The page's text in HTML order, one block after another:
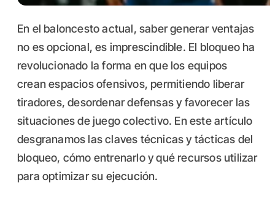
En el baloncesto actual, saber generar ventajas
no es opcional, es imprescindible. El bloqueo ha
revolucionado la forma en que los equipos
crean espacios ofensivos, permitiendo liberar
tiradores, desordenar defensas y favorecer las
situaciones de juego colectivo. En este artículo
desgranamos las claves técnicas y tácticas del
bloqueo, cómo entrenarlo y qué recursos utilizar
para optimizar su ejecución.